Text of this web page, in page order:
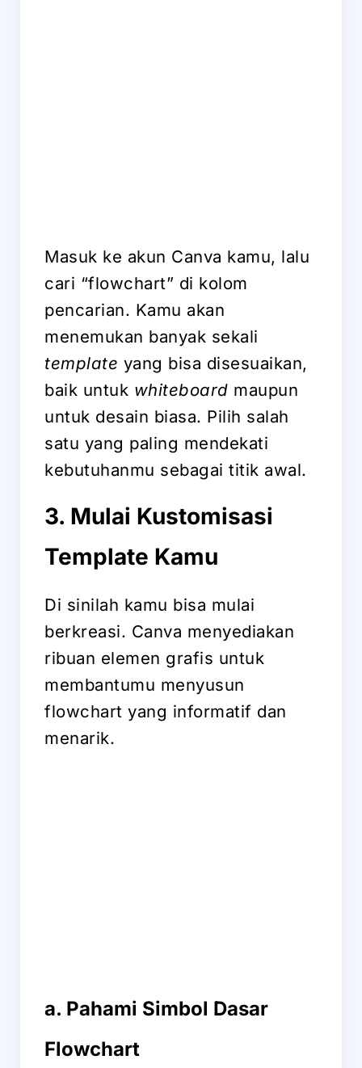
Masuk ke akun Canva kamu, lalu
cari “flowchart” di kolom
pencarian. Kamu akan
menemukan banyak sekali
template yang bisa disesuaikan,
baik untuk whiteboard maupun
untuk desain biasa. Pilih salah
satu yang paling mendekati
kebutuhanmu sebagai titik awal.
3. Mulai Kustomisasi
Template Kamu
Di sinilah kamu bisa mulai
berkreasi. Canva menyediakan
ribuan elemen grafis untuk
membantumu menyusun
flowchart yang informatif dan
menarik.
a. Pahami Simbol Dasar
Flowchart